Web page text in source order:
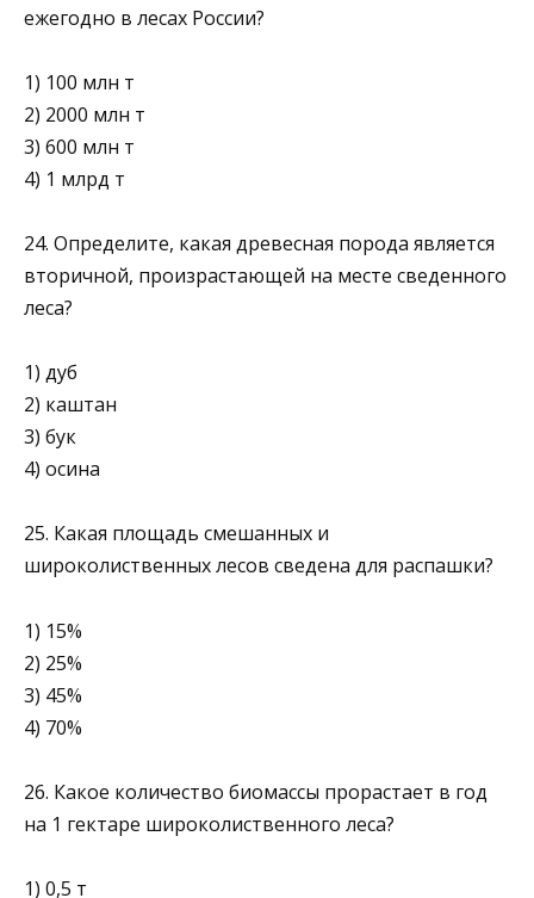
ежегодно в лесах России?
1) 100 млн т
2) 2000 млн т
3) 600 млн т
4) 1 млрд т
24. Определите, какая древесная порода является
вторичной, произра­стающей на месте сведенного
леса?
1) дуб
2) каштан
3) бук
4) осина
25. Какая площадь смешанных и
широколиственных лесов сведена для распашки?
1) 15%
2) 25%
3) 45%
4) 70%
26. Какое количество биомассы прорастает в год
на 1 гектаре широколиственного леса?
1) 0,5 т